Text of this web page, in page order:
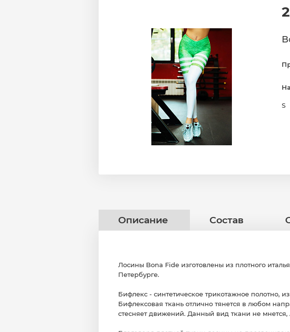
S
Описание Состав
Лосины Bona Fide изготовлены из плотного
Петербурге.
Бифлекс - синтетическое трикотажное полотно,
Бифлексовая ткань отлично тянется в любом
стесняет движений. Данный вид ткани не мнется,